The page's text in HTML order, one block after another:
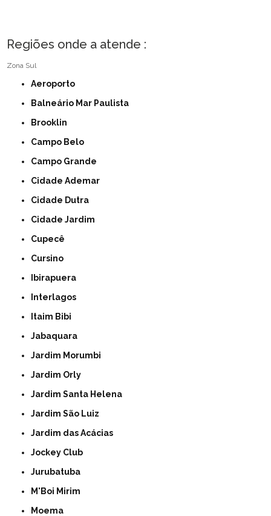
Regiões onde a atende :
Zona Sul
Aeroporto
Balneário Mar Paulista
Brooklin
Campo Belo
Campo Grande
Cidade Ademar
Cidade Dutra
Cidade Jardim
Cupecê
Cursino
Ibirapuera
Interlagos
Itaim Bibi
Jabaquara
Jardim Morumbi
Jardim Orly
Jardim Santa Helena
Jardim São Luiz
Jardim das Acácias
Jockey Club
Jurubatuba
M'Boi Mirim
Moema